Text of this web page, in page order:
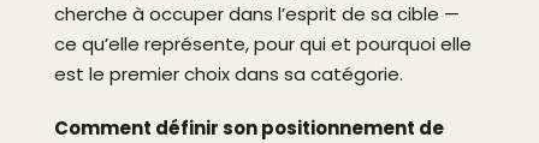
cherche à occuper dans l’esprit de sa cible —
ce qu’elle représente, pour qui et pourquoi elle
est le premier choix dans sa catégorie.
Comment définir son positionnement de